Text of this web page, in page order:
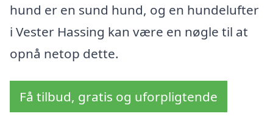
hund er en sund hund, og en hundelufter
i Vester Hassing kan være en nøgle til at
opnå netop dette.
Få tilbud, gratis og uforpligtende